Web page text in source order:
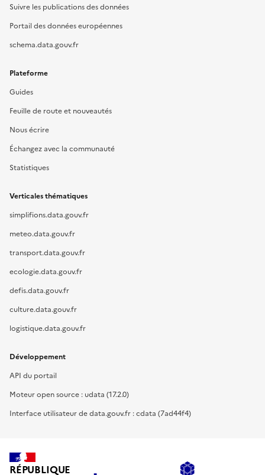
Suivre les publications des données
Portail des données européennes
schema.data.gouv.fr
Plateforme
Guides
Feuille de route et nouveautés
Nous écrire
Échangez avec la communauté
Statistiques
Verticales thématiques
simplifions.data.gouv.fr
meteo.data.gouv.fr
transport.data.gouv.fr
ecologie.data.gouv.fr
defis.data.gouv.fr
culture.data.gouv.fr
logistique.data.gouv.fr
Développement
API du portail
Moteur open source : udata (17.2.0)
Interface utilisateur de data.gouv.fr : cdata (7ad44f4)
RÉPUBLIQUE